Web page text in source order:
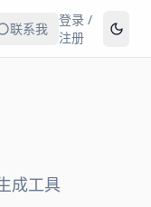
联系我
登录 /
注册
成工具